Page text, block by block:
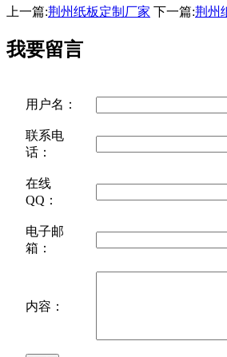
上一篇:荆州纸板定制厂家 下一篇:荆州
我要留言
用户名：
联系电
话：
在线
QQ：
电子邮
箱：
内容：